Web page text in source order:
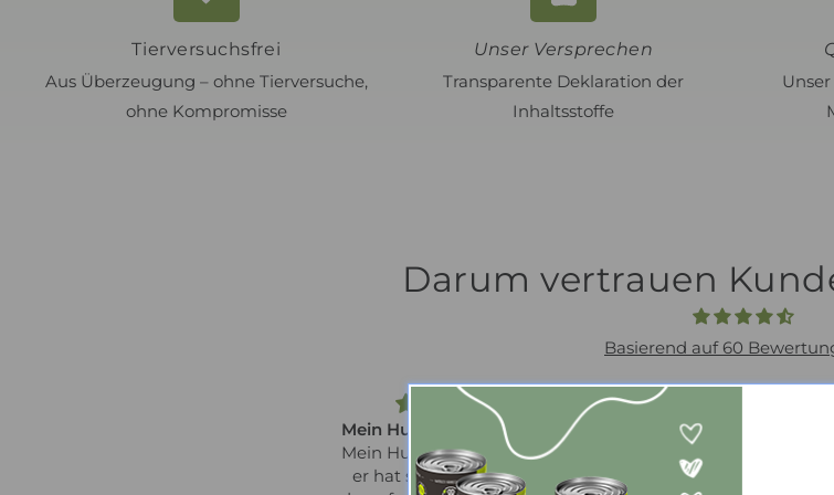
Tierversuchsfrei
Aus Überzeugung – ohne Tierversuche,
ohne Kompromisse
Unser Versprechen
Transparente Deklaration der
Inhaltsstoffe
Darum vertrauen
Basierend auf 60
Mein Hund Strolchi liebt es
Mein Hund Strolchi liebt es,
er hat sich gleich freudig
Unser Hund liebt es!
Unser Benny hat jede